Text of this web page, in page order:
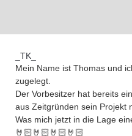
_TK_
Mein Name ist Thomas und
zugelegt.
Der Vorbesitzer hat bereits
aus Zeitgründen sein Projekt
Was mich jetzt in die Lage
🤘🏻🤘🏻🤘🏻🤘🏻